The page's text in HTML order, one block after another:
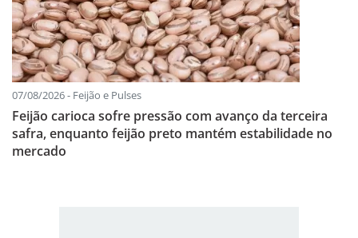
07/08/2026 - Feijão e Pulses
Feijão carioca sofre pressão com avanço da terceira
safra, enquanto feijão preto mantém estabilidade no
mercado